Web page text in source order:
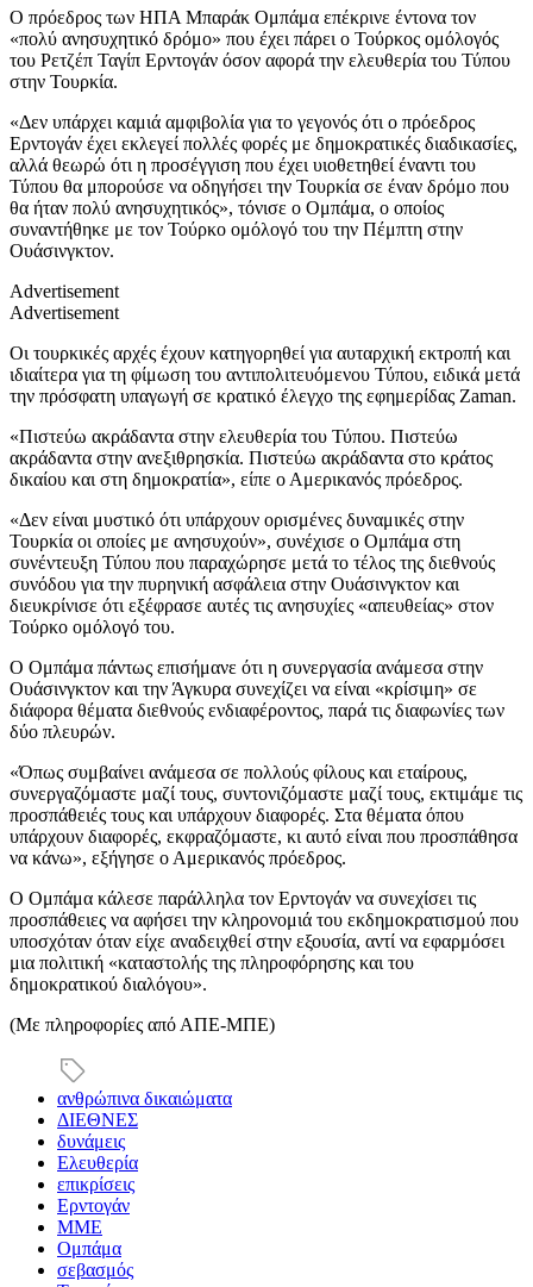
Ο πρόεδρος των ΗΠΑ Μπαράκ Ομπάμα επέκρινε έντονα τον
«πολύ ανησυχητικό δρόμο» που έχει πάρει ο Τούρκος ομόλογός
του Ρετζέπ Ταγίπ Ερντογάν όσον αφορά την ελευθερία του Τύπου
στην Τουρκία.
«Δεν υπάρχει καμιά αμφιβολία για το γεγονός ότι ο πρόεδρος
Ερντογάν έχει εκλεγεί πολλές φορές με δημοκρατικές διαδικασίες,
αλλά θεωρώ ότι η προσέγγιση που έχει υιοθετηθεί έναντι του
Τύπου θα μπορούσε να οδηγήσει την Τουρκία σε έναν δρόμο που
θα ήταν πολύ ανησυχητικός», τόνισε ο Ομπάμα, ο οποίος
συναντήθηκε με τον Τούρκο ομόλογό του την Πέμπτη στην
Ουάσινγκτον.
Advertisement
Advertisement
Οι τουρκικές αρχές έχουν κατηγορηθεί για αυταρχική εκτροπή και
ιδιαίτερα για τη φίμωση του αντιπολιτευόμενου Τύπου, ειδικά μετά
την πρόσφατη υπαγωγή σε κρατικό έλεγχο της εφημερίδας Zaman.
«Πιστεύω ακράδαντα στην ελευθερία του Τύπου. Πιστεύω
ακράδαντα στην ανεξιθρησκία. Πιστεύω ακράδαντα στο κράτος
δικαίου και στη δημοκρατία», είπε ο Αμερικανός πρόεδρος.
«Δεν είναι μυστικό ότι υπάρχουν ορισμένες δυναμικές στην
Τουρκία οι οποίες με ανησυχούν», συνέχισε ο Ομπάμα στη
συνέντευξη Τύπου που παραχώρησε μετά το τέλος της διεθνούς
συνόδου για την πυρηνική ασφάλεια στην Ουάσινγκτον και
διευκρίνισε ότι εξέφρασε αυτές τις ανησυχίες «απευθείας» στον
Τούρκο ομόλογό του.
Ο Ομπάμα πάντως επισήμανε ότι η συνεργασία ανάμεσα στην
Ουάσινγκτον και την Άγκυρα συνεχίζει να είναι «κρίσιμη» σε
διάφορα θέματα διεθνούς ενδιαφέροντος, παρά τις διαφωνίες των
δύο πλευρών.
«Όπως συμβαίνει ανάμεσα σε πολλούς φίλους και εταίρους,
συνεργαζόμαστε μαζί τους, συντονιζόμαστε μαζί τους, εκτιμάμε τις
προσπάθειές τους και υπάρχουν διαφορές. Στα θέματα όπου
υπάρχουν διαφορές, εκφραζόμαστε, κι αυτό είναι που προσπάθησα
να κάνω», εξήγησε ο Αμερικανός πρόεδρος.
Ο Ομπάμα κάλεσε παράλληλα τον Ερντογάν να συνεχίσει τις
προσπάθειες να αφήσει την κληρονομιά του εκδημοκρατισμού που
υποσχόταν όταν είχε αναδειχθεί στην εξουσία, αντί να εφαρμόσει
μια πολιτική «καταστολής της πληροφόρησης και του
δημοκρατικού διαλόγου».
(Με πληροφορίες από ΑΠΕ-ΜΠΕ)
ανθρώπινα δικαιώματα
ΔΙΕΘΝΕΣ
δυνάμεις
Ελευθερία
επικρίσεις
Ερντογάν
ΜΜΕ
Ομπάμα
σεβασμός